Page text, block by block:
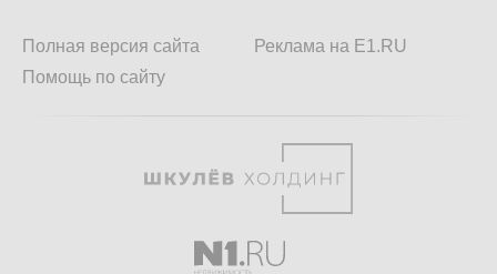
Полная версия сайта
Помощь по сайту
Реклама на E1.RU